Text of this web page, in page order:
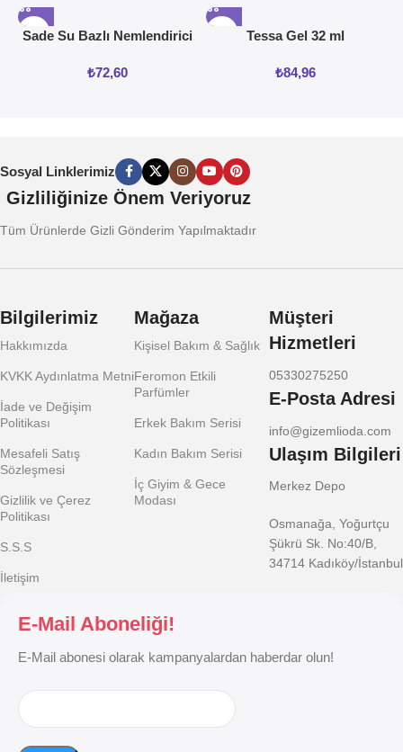
Sade Su Bazlı Nemlendirici
₺72,60
Tessa Gel 32 ml
₺84,96
Sosyal Linklerimiz
Gizliliğinize Önem Veriyoruz
Tüm Ürünlerde Gizli Gönderim Yapılmaktadır
Bilgilerimiz
Hakkımızda
KVKK Aydınlatma Metni
İade ve Değişim
Politikası
Mesafeli Satış
Sözleşmesi
Gizlilik ve Çerez
Politikası
S.S.S
İletişim
Mağaza
Kişisel Bakım & Sağlık
Feromon Etkili
Parfümler
Erkek Bakım Serisi
Kadın Bakım Serisi
İç Giyim & Gece
Modası
Müşteri
Hizmetleri
05330275250
E-Posta Adresi
info@gizemlioda.com
Ulaşım Bilgileri
Merkez Depo
Osmanağa, Yoğurtçu
Şükrü Sk. No:40/B,
34714 Kadıköy/İstanbul
E-Mail Aboneliği!
E-Mail abonesi olarak kampanyalardan haberdar olun!